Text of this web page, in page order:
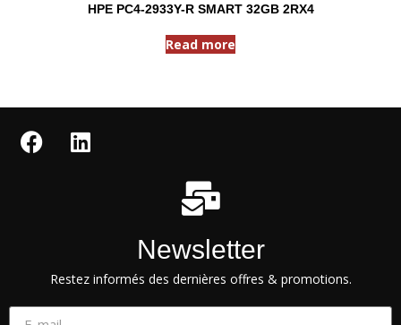
HPE PC4-2933Y-R SMART 32GB 2RX4
Read more
Newsletter
Restez informés des dernières offres & promotions.